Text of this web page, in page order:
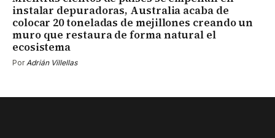
instalar depuradoras, Australia acaba de
colocar 20 toneladas de mejillones creando un
muro que restaura de forma natural el
ecosistema
Por Adrián Villellas